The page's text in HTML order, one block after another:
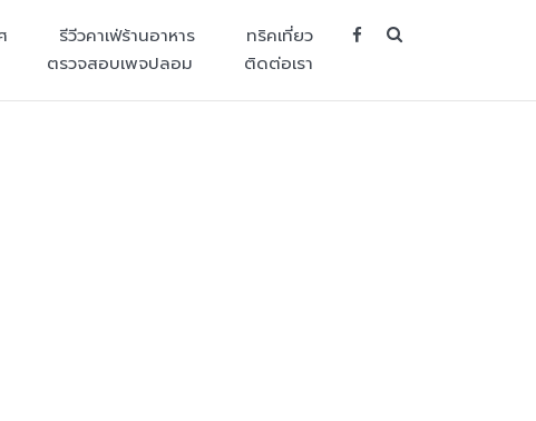
รีวีวคาเฟ่ร้านอาหาร
ทริคเที่ยว
ตรวจสอบเพจปลอม
ติดต่อเรา